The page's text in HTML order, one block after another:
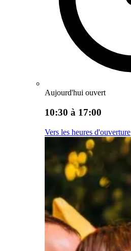
Aujourd'hui ouvert
10:30 à 17:00
Vers les heures d'ouverture